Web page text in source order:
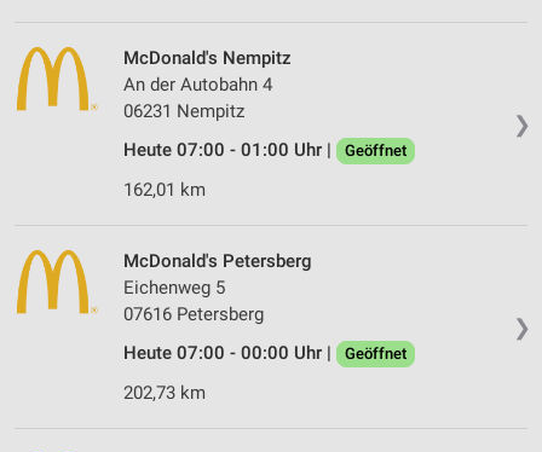
❯
McDonald's Nempitz
An der Autobahn 4
06231 Nempitz
Heute 07:00 - 01:00 Uhr |
Geöffnet
162,01 km
❯
McDonald's Petersberg
Eichenweg 5
07616 Petersberg
Heute 07:00 - 00:00 Uhr |
Geöffnet
202,73 km